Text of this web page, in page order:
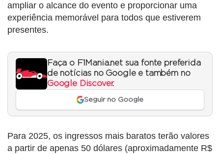
ampliar o alcance do evento e proporcionar uma
experiência memorável para todos que estiverem
presentes.
Faça o F1Mania.net sua fonte preferida
de notícias no Google e também no
Google Discover.
Seguir no Google
Para 2025, os ingressos mais baratos terão valores
a partir de apenas 50 dólares (aproximadamente R$